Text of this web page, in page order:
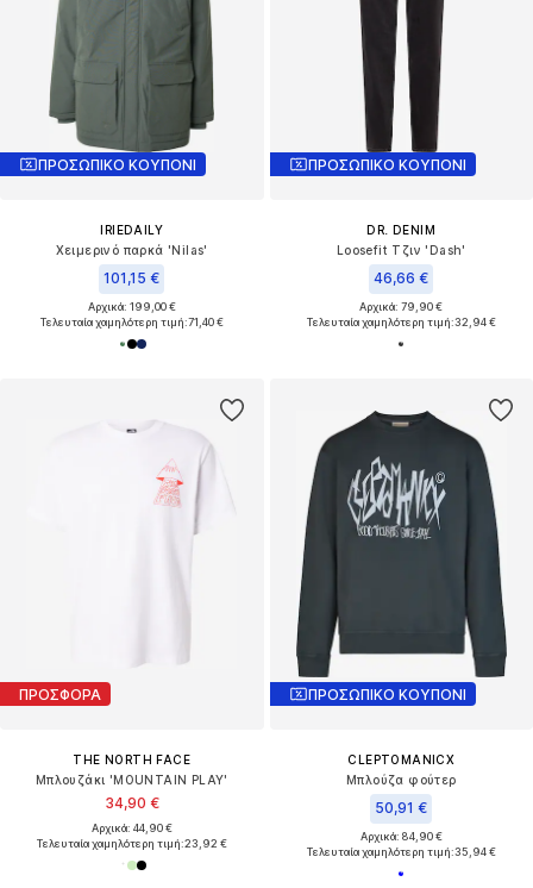
ΠΡΟΣΩΠΙΚΟ ΚΟΥΠΟΝΙ
IRIEDAILY
Χειμερινό παρκά 'Nilas'
101,15 €
Αρχικά: 199,00 €
Τελευταία χαμηλότερη τιμή:71,40 €
ΠΡΟΣΩΠΙΚΟ ΚΟΥΠΟΝΙ
DR. DENIM
Loosefit Τζιν 'Dash'
46,66 €
Αρχικά: 79,90 €
Τελευταία χαμηλότερη τιμή:32,94 €
ΠΡΟΣΦΟΡΑ
THE NORTH FACE
Μπλουζάκι 'MOUNTAIN PLAY'
34,90 €
Αρχικά: 44,90 €
Τελευταία χαμηλότερη τιμή:23,92 €
ΠΡΟΣΩΠΙΚΟ ΚΟΥΠΟΝΙ
CLEPTOMANICX
Μπλούζα φούτερ
50,91 €
Αρχικά: 84,90 €
Τελευταία χαμηλότερη τιμή:35,94 €